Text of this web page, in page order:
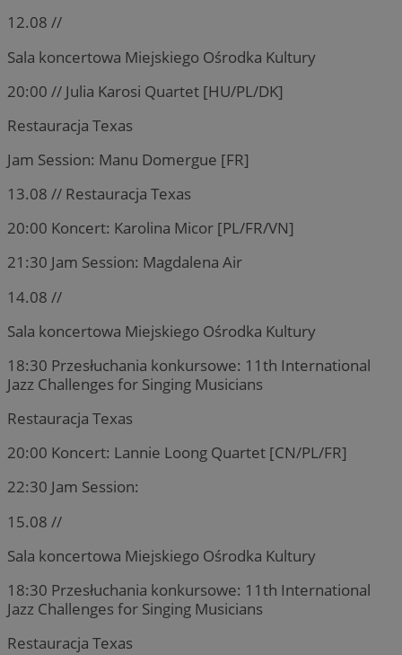
12.08 //
Sala koncertowa Miejskiego Ośrodka Kultury
20:00 // Julia Karosi Quartet [HU/PL/DK]
Restauracja Texas
Jam Session: Manu Domergue [FR]
13.08 // Restauracja Texas
20:00 Koncert: Karolina Micor [PL/FR/VN]
21:30 Jam Session: Magdalena Air
14.08 //
Sala koncertowa Miejskiego Ośrodka Kultury
18:30 Przesłuchania konkursowe: 11th International
Jazz Challenges for Singing Musicians
Restauracja Texas
20:00 Koncert: Lannie Loong Quartet [CN/PL/FR]
22:30 Jam Session:
15.08 //
Sala koncertowa Miejskiego Ośrodka Kultury
18:30 Przesłuchania konkursowe: 11th International
Jazz Challenges for Singing Musicians
Restauracja Texas